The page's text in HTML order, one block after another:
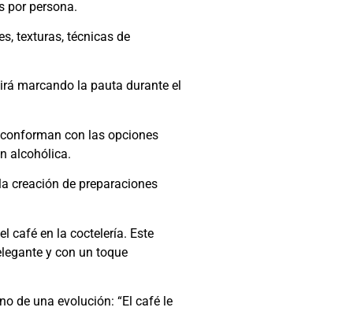
por persona.
texturas, técnicas de
marcando la pauta durante el
con las opciones
alcohólica.
creación de preparaciones
café en la coctelería. Este
y con un toque
de una evolución: “El café le